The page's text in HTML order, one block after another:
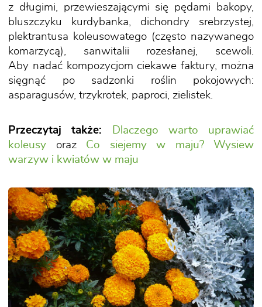
z długimi, przewieszającymi się pędami bakopy,
bluszczyku kurdybanka, dichondry srebrzystej,
plektrantusa koleusowatego (często nazywanego
komarzycą), sanwitalii rozesłanej, scewoli.
Aby nadać kompozycjom ciekawe faktury, można
sięgnąć po sadzonki roślin pokojowych:
asparagusów, trzykrotek, paproci, zielistek.
Przeczytaj także:
Dlaczego warto uprawiać
koleusy oraz Co siejemy w maju? Wysiew
warzyw i kwiatów w maju